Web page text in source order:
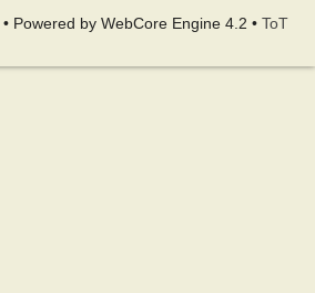
• Powered by WebCore Engine 4.2 • ToT